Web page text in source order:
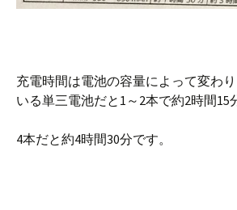
充電時間は電池の容量によって変わ
いる単三電池だと1～2本で約2時間15
4本だと約4時間30分です。